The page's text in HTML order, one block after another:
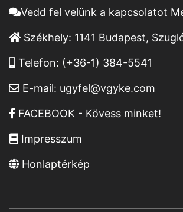
Vedd fel velünk a kapcsolatot
Székhely: 1141 Budapest,
Telefon: (+36-1) 384-5541
E-mail: ugyfel@vgyke.com
FACEBOOK - Kövess minket!
Impresszum
Honlaptérkép